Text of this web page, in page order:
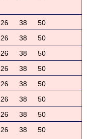
26 38
50
26 38
50
26 38
50
26 38
50
26 38
50
26 38
50
26 38 50
26 38 50